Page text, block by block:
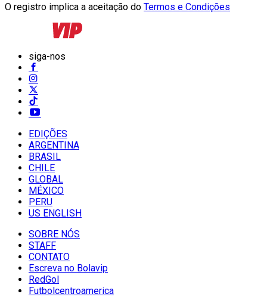
O registro implica a aceitação do Termos e Condições
siga-nos
EDIÇÕES
ARGENTINA
BRASIL
CHILE
GLOBAL
MÉXICO
PERU
US ENGLISH
SOBRE NÓS
STAFF
CONTATO
Escreva no Bolavip
RedGol
Futbolcentroamerica